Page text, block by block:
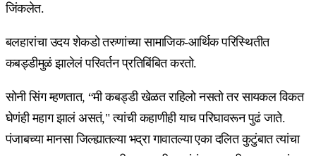
जिंकलेत.
बलहारांचा उदय शेकडो तरुणांच्या सामाजिक-आर्थिक परिस्थितीत
कबड्डीमुळं झालेलं परिवर्तन प्रतिबिंबित करतो.
सोनी सिंग म्हणतात, “मी कबड्डी खेळत राहिलो नसतो तर सायकल विकत
घेणंही महाग झालं असतं," त्यांची कहाणीही याच परिघावरून पुढं जाते.
पंजाबच्या मानसा जिल्ह्यातल्या भद्रा गावातल्या एका दलित कुटुंबात त्यांचा